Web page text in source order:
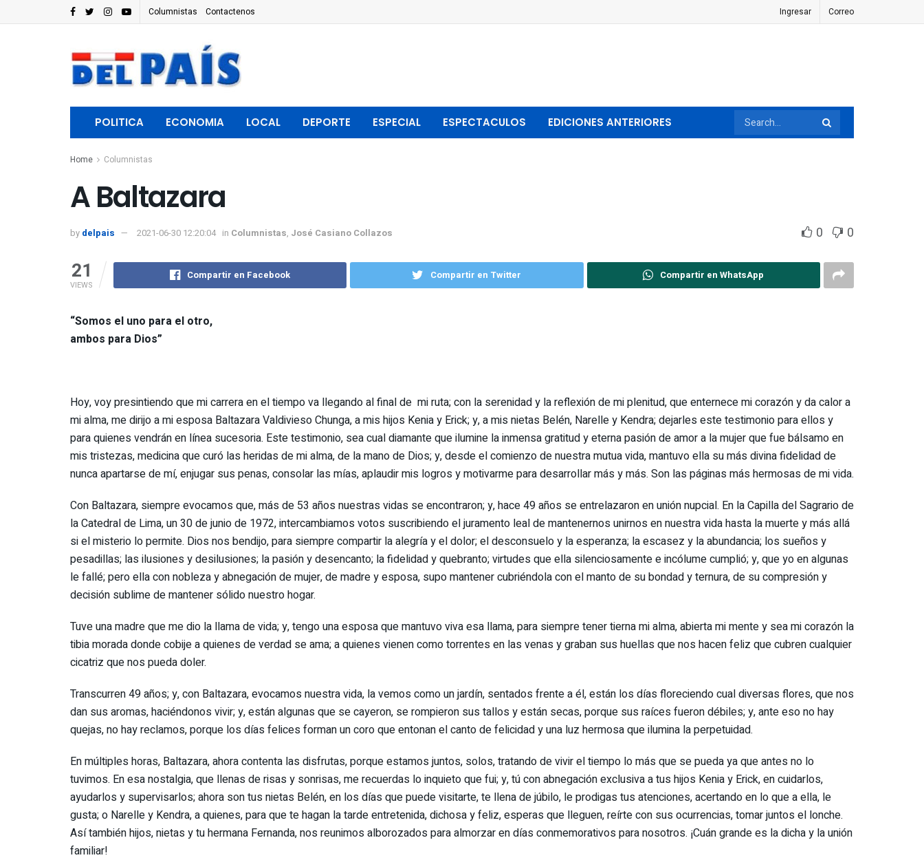
Columnistas Contactenos Ingresar Correo
POLITICA ECONOMIA LOCAL DEPORTE ESPECIAL ESPECTACULOS EDICIONES ANTERIORES
Home Columnistas
A Baltazara
by delpais 2021-06-30 12:20:04 in Columnistas, José Casiano Collazos 0 0
21
VIEWS
Compartir en Facebook Compartir en Twitter Compartir en WhatsApp
“Somos el uno para el otro,
ambos para Dios”
Hoy, voy presintiendo que mi carrera en el tiempo va llegando al final de mi ruta; con la serenidad y la reflexión de mi plenitud, que enternece mi corazón y da calor a
mi alma, me dirijo a mi esposa Baltazara Valdivieso Chunga, a mis hijos Kenia y Erick; y, a mis nietas Belén, Narelle y Kendra; dejarles este testimonio para ellos y
para quienes vendrán en línea sucesoria. Este testimonio, sea cual diamante que ilumine la inmensa gratitud y eterna pasión de amor a la mujer que fue bálsamo en
mis tristezas, medicina que curó las heridas de mi alma, de la mano de Dios; y, desde el comienzo de nuestra mutua vida, mantuvo ella su más divina fidelidad de
nunca apartarse de mí, enjugar sus penas, consolar las mías, aplaudir mis logros y motivarme para desarrollar más y más. Son las páginas más hermosas de mi vida.
Con Baltazara, siempre evocamos que, más de 53 años nuestras vidas se encontraron; y, hace 49 años se entrelazaron en unión nupcial. En la Capilla del Sagrario de
la Catedral de Lima, un 30 de junio de 1972, intercambiamos votos suscribiendo el juramento leal de mantenernos unirnos en nuestra vida hasta la muerte y más allá
si el misterio lo permite. Dios nos bendijo, para siempre compartir la alegría y el dolor; el desconsuelo y la esperanza; la escasez y la abundancia; los sueños y
pesadillas; las ilusiones y desilusiones; la pasión y desencanto; la fidelidad y quebranto; virtudes que ella silenciosamente e incólume cumplió; y, que yo en algunas
le fallé; pero ella con nobleza y abnegación de mujer, de madre y esposa, supo mantener cubriéndola con el manto de su bondad y ternura, de su compresión y
decisión sublime de mantener sólido nuestro hogar.
Tuve una madre que me dio la llama de vida; y, tengo una esposa que mantuvo viva esa llama, para siempre tener tierna mi alma, abierta mi mente y sea mi corazón la
tibia morada donde cobije a quienes de verdad se ama; a quienes vienen como torrentes en las venas y graban sus huellas que nos hacen feliz que cubren cualquier
cicatriz que nos pueda doler.
Transcurren 49 años; y, con Baltazara, evocamos nuestra vida, la vemos como un jardín, sentados frente a él, están los días floreciendo cual diversas flores, que nos
dan sus aromas, haciéndonos vivir; y, están algunas que se cayeron, se rompieron sus tallos y están secas, porque sus raíces fueron débiles; y, ante eso no hay
quejas, no hay reclamos, porque los días felices forman un coro que entonan el canto de felicidad y una luz hermosa que ilumina la perpetuidad.
En múltiples horas, Baltazara, ahora contenta las disfrutas, porque estamos juntos, solos, tratando de vivir el tiempo lo más que se pueda ya que antes no lo
tuvimos. En esa nostalgia, que llenas de risas y sonrisas, me recuerdas lo inquieto que fui; y, tú con abnegación exclusiva a tus hijos Kenia y Erick, en cuidarlos,
ayudarlos y supervisarlos; ahora son tus nietas Belén, en los días que puede visitarte, te llena de júbilo, le prodigas tus atenciones, acertando en lo que a ella, le
gusta; o Narelle y Kendra, a quienes, para que te hagan la tarde entretenida, dichosa y feliz, esperas que lleguen, reírte con sus ocurrencias, tomar juntos el lonche.
Así también hijos, nietas y tu hermana Fernanda, nos reunimos alborozados para almorzar en días conmemorativos para nosotros. ¡Cuán grande es la dicha y la unión
familiar!